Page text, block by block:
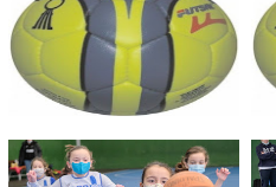
BALONMANO - Partido sábado
15/2